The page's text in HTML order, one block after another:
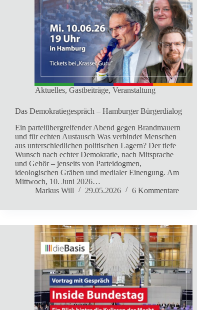
Aktuelles, Gastbeiträge, Veranstaltung
Das Demokratiegespräch – Hamburger Bürgerdialog
Ein parteiübergreifender Abend gegen Brandmauern
und für echten Austausch Was verbindet Menschen
aus unterschiedlichen politischen Lagern? Der tiefe
Wunsch nach echter Demokratie, nach Mitsprache
und Gehör – jenseits von Parteidogmen,
ideologischen Gräben und medialer Einengung. Am
Mittwoch, 10. Juni 2026…
Markus Will
29.05.2026 6 Kommentare